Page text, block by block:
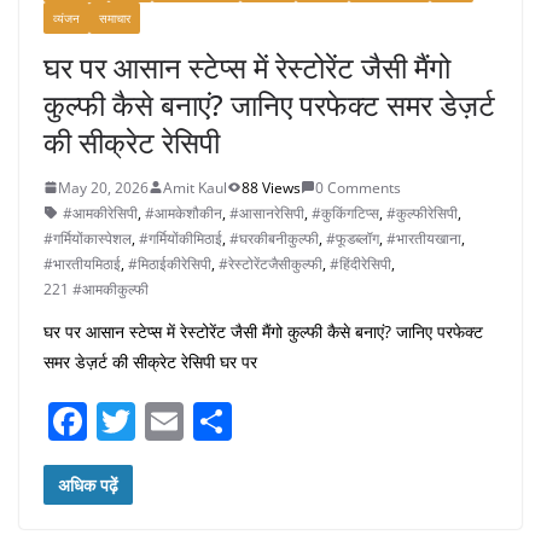
व्यंजन
समाचार
घर पर आसान स्टेप्स में रेस्टोरेंट जैसी मैंगो
कुल्फी कैसे बनाएं? जानिए परफेक्ट समर डेज़र्ट
की सीक्रेट रेसिपी
May 20, 2026 Amit Kaul 88 Views
0 Comments
#आमकीरेसिपी,#आमकेशौकीन,#आसानरेसिपी,#कुकिंगटिप्स,#कुल्फीरेसिपी,
#गर्मियोंकास्पेशल,#गर्मियोंकीमिठाई,#घरकीबनीकुल्फी,#फूडब्लॉग,#भारतीयखाना,
#भारतीयमिठाई,#मिठाईकीरेसिपी,#रेस्टोरेंटजैसीकुल्फी,#हिंदीरेसिपी,
221 #आमकीकुल्फी
घर पर आसान स्टेप्स में रेस्टोरेंट जैसी मैंगो कुल्फी कैसे बनाएं? जानिए परफेक्ट
समर डेज़र्ट की सीक्रेट रेसिपी घर पर
F
a
c
T E
अधिक पढ़ें